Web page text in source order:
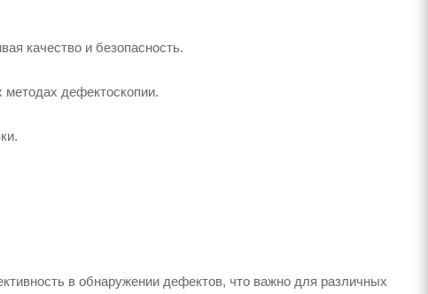
качество и безопасность.
дефектоскопии.
в обнаружении дефектов, что важно для различных